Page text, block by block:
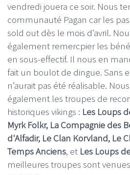
vendredi jouera ce soir. Nous
communauté Pagan car les
sold out dès le mois d’avril.
également remercpier les
en sous-effectif. Il nous en
fait un boulot de dingue. Sans
n’aurait pas été réalisable.
également les troupes de
historiques vikings : Les Loups
Myrk Folkr, La Compagnie des
d'Alfadir, Le Clan Korvland, Le
Temps Anciens, et Les Loups
meilleures troupes sont